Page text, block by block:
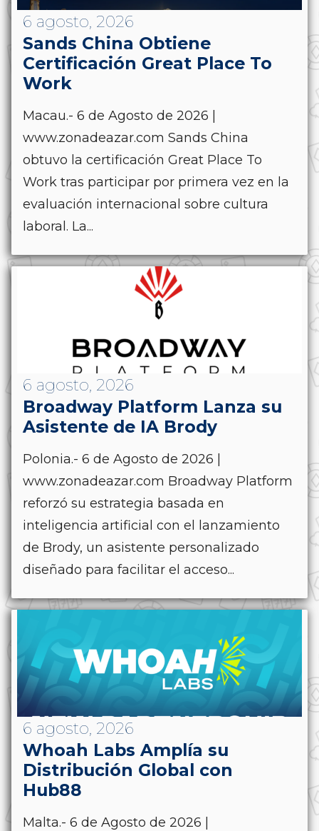
6 agosto, 2026
Sands China Obtiene
Certificación Great Place To
Work
Macau.- 6 de Agosto de 2026 |
www.zonadeazar.com Sands China
obtuvo la certificación Great Place To
Work tras participar por primera vez en la
evaluación internacional sobre cultura
laboral. La...
6 agosto, 2026
Broadway Platform Lanza su
Asistente de IA Brody
Polonia.- 6 de Agosto de 2026 |
www.zonadeazar.com Broadway Platform
reforzó su estrategia basada en
inteligencia artificial con el lanzamiento
de Brody, un asistente personalizado
diseñado para facilitar el acceso...
6 agosto, 2026
Whoah Labs Amplía su
Distribución Global con
Hub88
Malta.- 6 de Agosto de 2026 |